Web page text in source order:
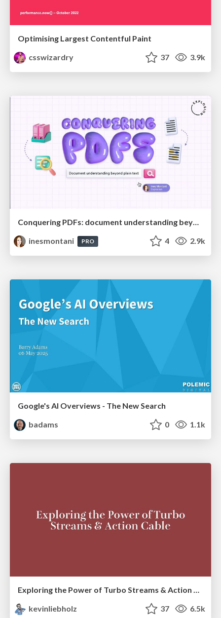
Optimising Largest Contentful Paint
csswizardry
37 3.9k
Conquering PDFs: document understanding beyond plain text
inesmontani
PRO 4 2.9k
Google's AI Overviews - The New Search
badams
0 1.1k
kevinliebholz
37 6.5k